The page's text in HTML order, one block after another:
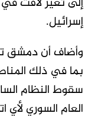
إسرائيل.
وأضاف أن دمشق
بما في ذلك
سقوط النظام
العام السوري